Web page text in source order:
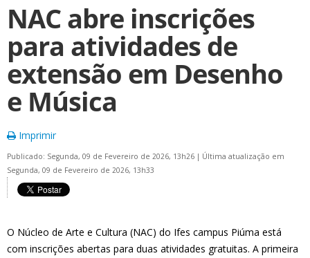
NAC abre inscrições
para atividades de
extensão em Desenho
e Música
Imprimir
Publicado: Segunda, 09 de Fevereiro de 2026, 13h26 | Última atualização em
Segunda, 09 de Fevereiro de 2026, 13h33
O Núcleo de Arte e Cultura (NAC) do Ifes campus Piúma está
com inscrições abertas para duas atividades gratuitas. A primeira